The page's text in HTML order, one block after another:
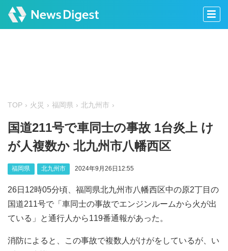
TOP 火災 福岡県 北九州市
国道211号で車同士の事故 1台炎上 け
が人複数か 北九州市八幡西区
福岡県 北九州市 2024年9月26日12:55
26日12時05分頃、福岡県北九州市八幡西区中の原2丁目の
国道211号で「車同士の事故でエンジンルームから火が出
ている」と通行人から119番通報があった。
消防によると、この事故で複数人がけがをしているが、い